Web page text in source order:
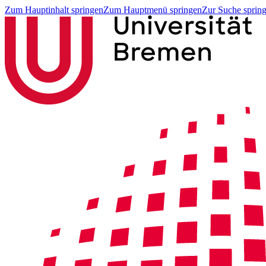
Zum Hauptinhalt springenZum Hauptmenü springenZur Suche